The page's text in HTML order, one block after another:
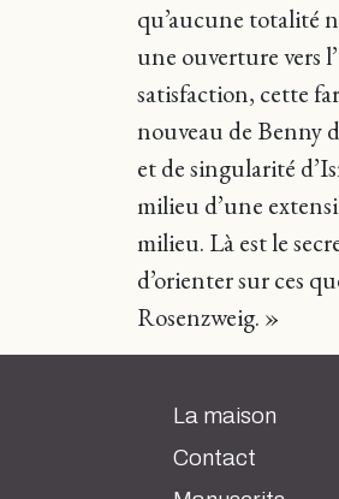
qu’aucune totalité
une ouverture vers
satisfaction, cette
nouveau de Benny
et de singularité
milieu d’une
milieu. Là est le
d’orienter sur ces
Rosenzweig. »
La maison
Contact